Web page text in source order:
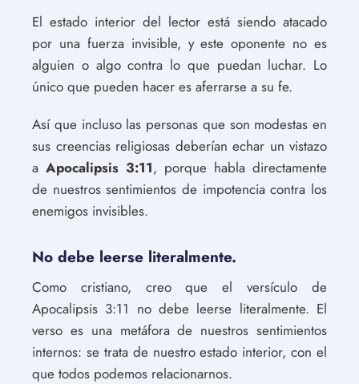
El estado interior del lector está siendo atacado
por una fuerza invisible, y este oponente no es
alguien o algo contra lo que puedan luchar. Lo
único que pueden hacer es aferrarse a su fe.
Así que incluso las personas que son modestas en
sus creencias religiosas deberían echar un vistazo
a Apocalipsis 3:11, porque habla directamente
de nuestros sentimientos de impotencia contra los
enemigos invisibles.
No debe leerse literalmente.
Como cristiano, creo que el versículo de
Apocalipsis 3:11 no debe leerse literalmente. El
verso es una metáfora de nuestros sentimientos
internos: se trata de nuestro estado interior, con el
que todos podemos relacionarnos.